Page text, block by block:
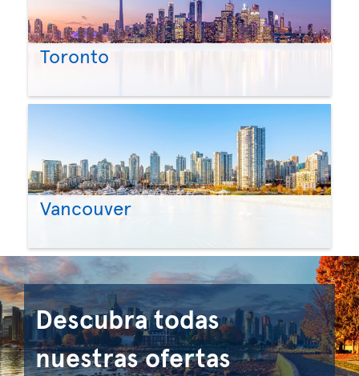
Toronto
Vancouver
Descubra todas
nuestras ofertas